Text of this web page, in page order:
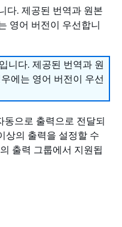
다. 제공된 번역과 원본
영어 버전이 우선합니
니다. 제공된 번역과 원
에는 영어 버전이 우선
동으로 출력으로 전달되
상의 출력을 설정할 수
출력 그룹에서 지원됩